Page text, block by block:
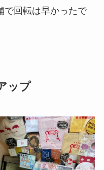
で回転は早かったで
ップ